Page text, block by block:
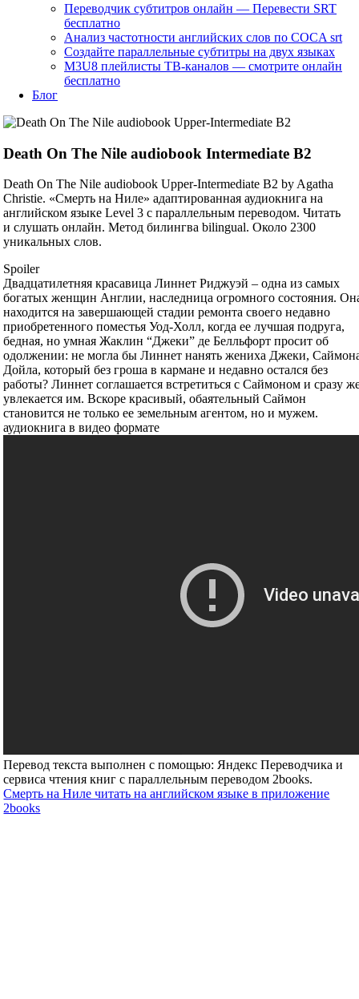
Переводчик субтитров онлайн — Перевести SRT
бесплатно
Анализ частотности английских слов по COCA srt
Создайте параллельные субтитры на двух языках
M3U8 плейлисты ТВ‑каналов — смотрите онлайн
бесплатно
Блог
Death On The Nile audiobook Intermediate B2
Death On The Nile audiobook Upper-Intermediate B2 by Agatha
Christie. «Смерть на Ниле» адаптированная аудиокнига на
английском языке Level 3 с параллельным переводом. Читать
и слушать онлайн. Метод билингва bilingual. Около 2300
уникальных слов.
Spoiler
Двадцатилетняя красавица Линнет Риджуэй – одна из самых
богатых женщин Англии, наследница огромного состояния.
находится на завершающей стадии ремонта своего недавно
приобретенного поместья Уод-Холл, когда ее лучшая подруга,
бедная, но умная Жаклин “Джеки” де Белльфорт просит об
одолжении: не могла бы Линнет нанять жениха Джеки,
Дойла, который без гроша в кармане и недавно остался без
работы? Линнет соглашается встретиться с Саймоном и сразу
увлекается им. Вскоре красивый, обаятельный Саймон
становится не только ее земельным агентом, но и мужем.
аудиокнига в видео формате
Перевод текста выполнен с помощью: Яндекс Переводчика и
сервиса чтения книг с параллельным переводом 2books.
Смерть на Ниле читать на английском языке в приложение
2books